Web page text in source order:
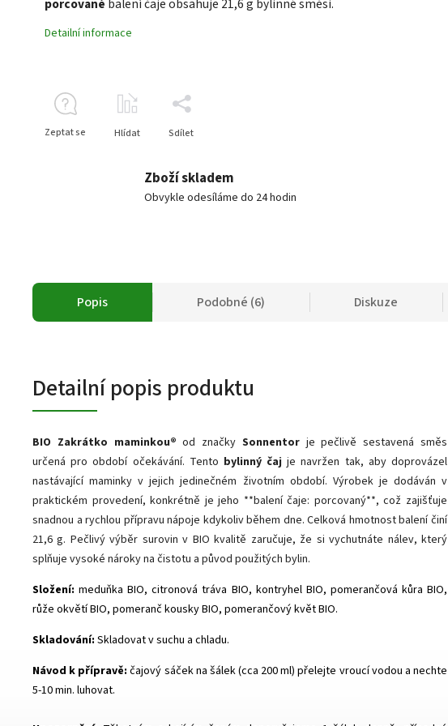
porcované balení čaje obsahuje 21,6 g bylinné směsi.
Detailní informace
Zeptat se Hlídat Sdílet
Zboží skladem
Obvykle odesíláme do 24 hodin
Popis Podobné (6) Diskuze
Detailní popis produktu
BIO Zakrátko maminkou® od značky Sonnentorje pečlivě sestavená směs
určená pro období očekávání. Tento bylinný čaj je navržen tak, aby doprovázel
nastávající maminky v jejich jedinečném životním období. Výrobek je dodáván v
praktickém provedení, konkrétně je jeho **balení čaje: porcovaný**, což zajišťuje
snadnou a rychlou přípravu nápoje kdykoliv během dne. Celková hmotnost balení činí
21,6 g. Pečlivý výběr surovin v BIO kvalitě zaručuje, že si vychutnáte nálev, který
splňuje vysoké nároky na čistotu a původ použitých bylin.
Složení: meduňka BIO, citronová tráva BIO, kontryhel BIO, pomerančová kůra BIO,
růže okvětí BIO, pomeranč kousky BIO, pomerančový květ BIO.
Skladování: Skladovat v suchu a chladu.
Návod k přípravě: čajový sáček na šálek (cca 200 ml) přelejte vroucí vodou a nechte
5-10 min. luhovat.